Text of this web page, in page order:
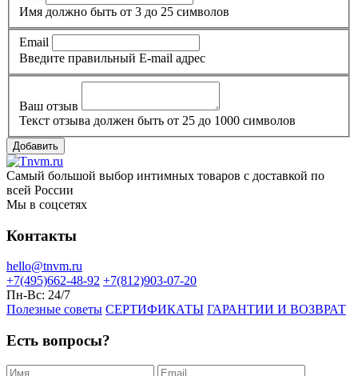
Имя должно быть от 3 до 25 символов
Email
Введите правильный E-mail адрес
Ваш отзыв
Текст отзыва должен быть от 25 до 1000 символов
Добавить
Самый большой выбор интимных товаров с доставкой по
всей России
Мы в соцсетях
Контакты
hello@tnvm.ru
+7(495)662-48-92 +7(812)903-07-20
Пн-Вс: 24/7
Полезные советы СЕРТИФИКАТЫ ГАРАНТИИ И ВОЗВРАТ
Есть вопросы?